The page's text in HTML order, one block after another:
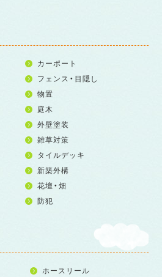
カーポート
フェンス・目隠し
物置
庭木
外壁塗装
雑草対策
タイルデッキ
新築外構
花壇・畑
防犯
ホースリール